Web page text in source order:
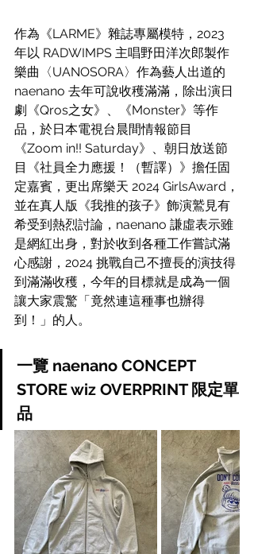
作為《LARME》雜誌專屬模特，2023
年以 RADWIMPS 主唱野田洋次郎製作
樂曲〈UANOSORA〉作為藝人出道的
naenano 去年可說收穫滿滿，除出演日
劇《Qros之女》、《Monster》等作
品，於日本電視台晨間情報節目
《Zoom in!! Saturday》、朝日放送節
目《社員全力應援！（暫譯）》擔任固
定嘉賓，更出席樂天 2024 GirlsAward，
並在真人版《我推的孩子》飾演鷲見有
希受到熱烈討論，naenano 謙虛表示雖
是網紅出身，對於收到各種工作嘗試滿
心感謝，2024 挑戰自己不擅長的演技得
到滿滿收穫，今年的目標就是成為一個
讓大家震驚「竟然連這種事也辦得
到！」的人。
一覽 naenano CONCEPT
STORE wiz OVERPRINT 限定單
品